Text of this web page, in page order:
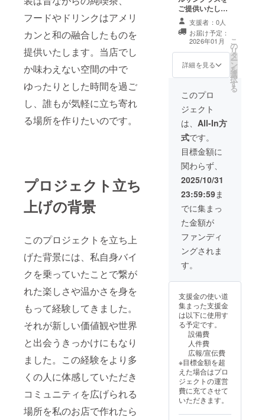
フードやドリンクはアメリ
カンと和の融合したものを
提供いたします。当店でし
か味わえない空間の中で
ゆったりとした時間を過ご
し、誰もが気軽に立ち寄れ
る場所を作りたいのです。
プロジェクト立ち
上げの背景
このプロジェクトを立ち上
げた背景には、私自身バイ
クを乗っていたことで繋が
れた楽しさや温かさを身を
もって経験してきました。
それが新しい価値観や世界
と出会うきっかけにもなり
ました。この経験をより多
くの人に体感していただき
コミュニティを広げられる
場所を私のお店で作れたら
です。
・現金
への交
換はで
きませ
ん。お
つりは
初回来
お渡し
いたし
ます。
スタッ
フにク
ラウド
ファン
ディン
援をし
た旨を
お声掛
けくだ
さい。
・有効
期間：
一年
間。
ご提供いたしま
す。 大人のカッ
コ良さをお楽し
みいただけま
す。 どんなシー
ンにも。
支援者：0人
お届け予定：
2026年01月
詳細を見る
こ
の
リ
タ
ー
ン
を
選
択
す
る
このプロ
ジェクト
は、 All-In方
式です。
目標金額に
関わらず、
2025/10/31
23:59:59ま
でに集まっ
た金額が
ファンディ
ングされま
す。
支援金の使い道
集まった支援金
は以下に使用す
る予定です。
設備費
人件費
広報/宣伝費
※目標金額を超
えた場合はプロ
ジェクトの運営
費に充てさせて
いただきます。